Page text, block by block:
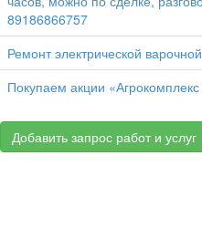
89186866757
Ремонт электрической
Покупаем акции «Агрокомплекс
Добавить запрос работ и услуг